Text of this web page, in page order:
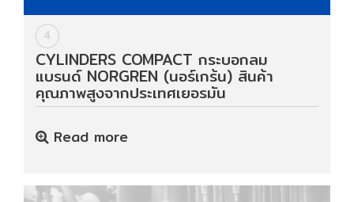
4
CYLINDERS COMPACT กระบอกลม
แบรนด์ NORGREN (นอร์เกร้น) สินค้า
คุณภาพสูงจากประเทศเยอรมัน
Read more